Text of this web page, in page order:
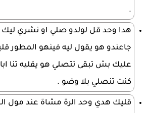
.
جاعندو هو يقول ليه فينهو المطور
عليك بش تبقى تتصلي هو يقليه تنا
كنت تنصلي بلا وضو .
قليك هدي وحد الرة مشاة عند مول